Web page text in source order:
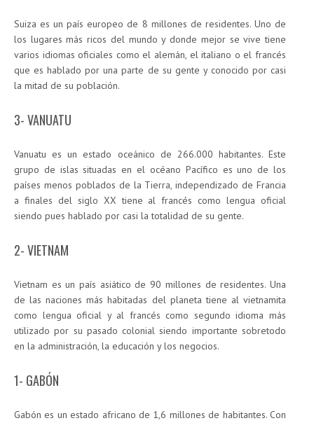
Suiza es un país europeo de 8 millones de residentes. Uno de
los lugares más ricos del mundo y donde mejor se vive tiene
varios idiomas oficiales como el alemán, el italiano o el francés
que es hablado por una parte de su gente y conocido por casi
la mitad de su población.
3- VANUATU
Vanuatu es un estado oceánico de 266.000 habitantes. Este
grupo de islas situadas en el océano Pacífico es uno de los
países menos poblados de la Tierra, independizado de Francia
a finales del siglo XX tiene al francés como lengua oficial
siendo pues hablado por casi la totalidad de su gente.
2- VIETNAM
Vietnam es un país asiático de 90 millones de residentes. Una
de las naciones más habitadas del planeta tiene al vietnamita
como lengua oficial y al francés como segundo idioma más
utilizado por su pasado colonial siendo importante sobretodo
en la administración, la educación y los negocios.
1- GABÓN
Gabón es un estado africano de 1,6 millones de habitantes. Con